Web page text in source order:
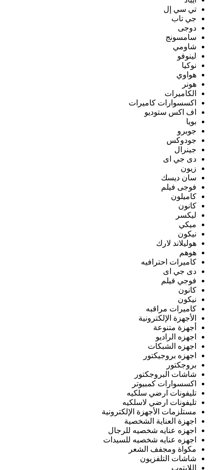
تي سي إل
جي تاب
دوجى
سامسونج
شاومي
لينوفو
نوكيا
هواوي
هونر
الكاميرات
اكسسوارات كاميرات
اف اكس ستوديو
بويا
جوبرو
جودوكس
جينرال
دى جي اى
زيون
سان ديسك
فوجى فيلم
كاميلون
كانون
ليكسر
ميكي
نيكون
هوليلاند لارك
هوهم
كاميرات احترافيه
دى جي اى
فوجي فيلم
كانون
نيكون
كاميرات مراقبه
الأجهزة الإلكترونية
أجهزة متنوعة
اجهزه الراديو
اجهزه الشبكات
اجهزه بروجيكتور
بروجكتور
شاشات البروجكتور
اكسسوارات كمبيوتر
تليفونات ارضي سلكيه
تليفونات ارضي لاسلكيه
مستلزمات الأجهزة الإلكترونية
اجهزة العناية الشخصية
اجهزه عنايه شخصيه للرجال
اجهزه عنايه شخصيه للسيدات
مكواة ومجفف الشعر
شاشات التلفزيون
اللابتوب